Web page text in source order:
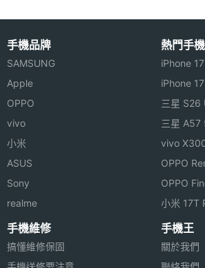
手機品牌
SAMSUNG
Apple
OPPO
vivo
小米
ASUS
Sony
realme
熱門手機
iPhone 17
iPhone
三星 S26
三星 A57
vivo
OPPO
OPPO
小米 17T
手機維修
搞懂維修保固
手機王
關於我們